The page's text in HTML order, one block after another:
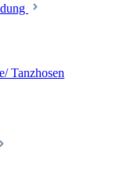
Tanzhosen